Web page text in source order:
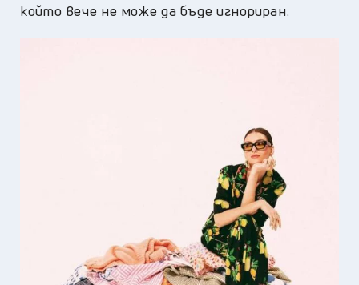
който вече не може да бъде игнориран.